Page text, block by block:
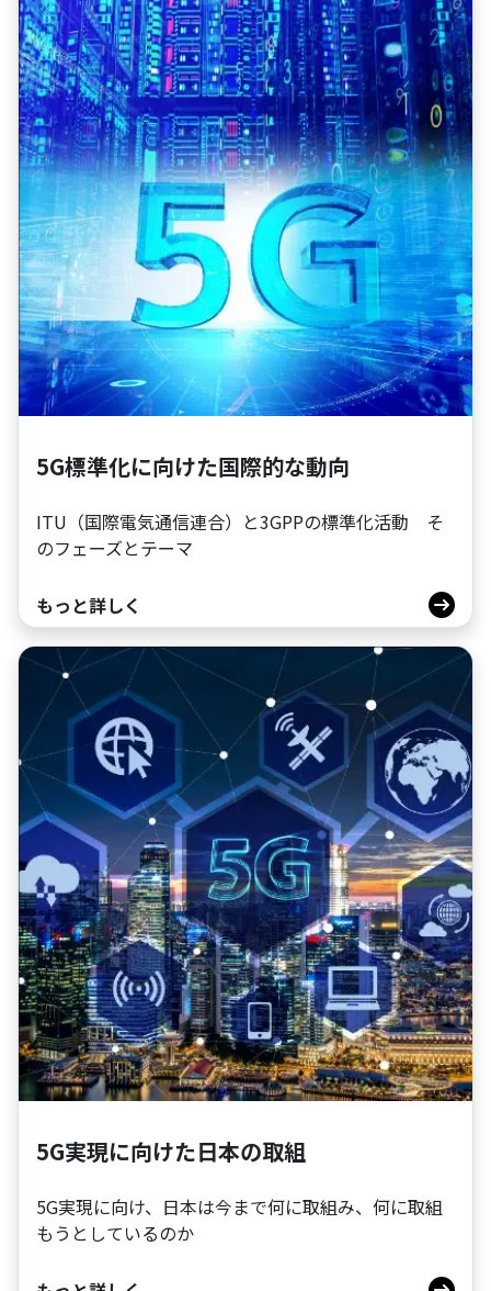
5G標準化に向けた国際的な動向
ITU（国際電気通信連合）と3GPPの標準化活動 そ
のフェーズとテーマ
もっと詳しく
5G実現に向けた日本の取組
5G実現に向け、日本は今まで何に取組み、何に取組
もうとしているのか